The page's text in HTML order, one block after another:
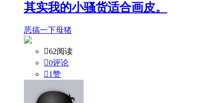
其实我的小骚货适合画皮。
恶搞一下母猪
62阅读
0评论
1赞